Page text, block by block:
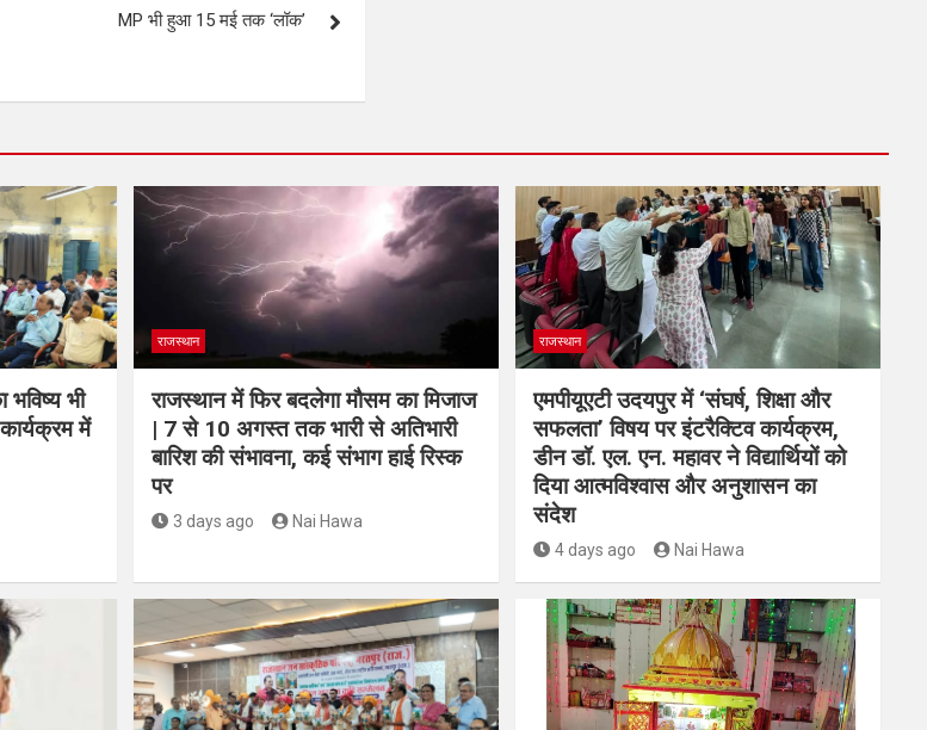
MP भी हुआ 15 मई तक ‘लॉक’
भी
में
राजस्थान
राजस्थान में फिर बदलेगा मौसम का मिजाज
| 7 से 10 अगस्त तक भारी से अतिभारी
बारिश की संभावना, कई संभाग हाई रिस्क
पर
3 days ago Nai Hawa
राजस्थान
एमपीयूएटी उदयपुर में ‘संघर्ष, शिक्षा और
सफलता’ विषय पर इंटरैक्टिव कार्यक्रम,
डीन डॉ. एल. एन. महावर ने विद्यार्थियों को
दिया आत्मविश्वास और अनुशासन का
संदेश
4 days ago Nai Hawa